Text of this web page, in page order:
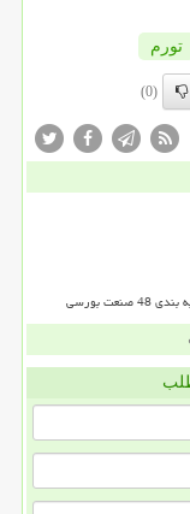
تورم
(0)
بورسی